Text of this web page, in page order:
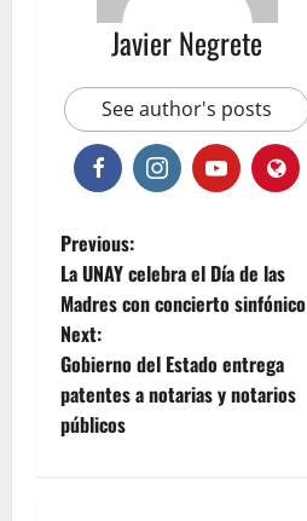
Javier Negrete
See author's posts
P
o
s
t
n
Previous:
La UNAY celebra el Día de las
Madres con concierto sinfónico
Next:
Gobierno del Estado entrega
patentes a notarias y notarios
públicos